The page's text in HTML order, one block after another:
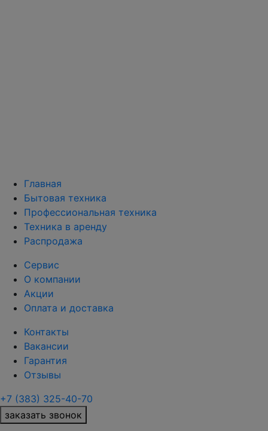
Главная
Бытовая техника
Профессиональная техника
Техника в аренду
Распродажа
Сервис
О компании
Акции
Оплата и доставка
Контакты
Вакансии
Гарантия
Отзывы
+7 (383) 325-40-70
заказать звонок